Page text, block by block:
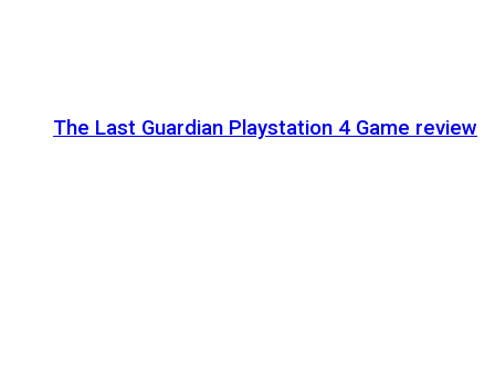
The Last Guardian Playstation 4 Game review